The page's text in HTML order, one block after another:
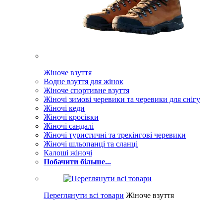
Жіноче взуття
Водне взуття для жінок
Жіноче спортивне взуття
Жіночі зимові черевики та черевики для снігу
Жіночі кеди
Жіночі кросівки
Жіночі сандалі
Жіночі туристичні та трекінгові черевики
Жіночі шльопанці та сланці
Калоші жіночі
Побачити більше...
Переглянути всі товари Жіноче взуття